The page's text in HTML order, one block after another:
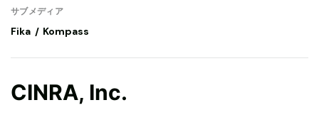
サブメディア
Fika Kompass
CINRA, Inc.